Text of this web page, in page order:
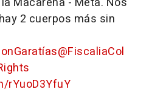
2 cuerpos más sin
@FiscaliaCol
rYuoD3YfuY